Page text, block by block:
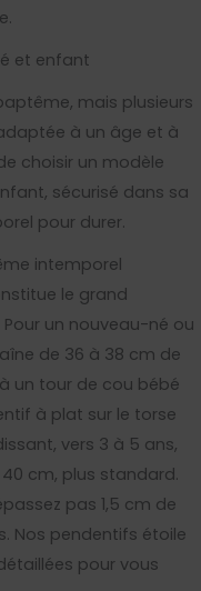
et enfant
mais plusieurs
à un âge et à
choisir un modèle
sécurisé dans sa
pour durer.
intemporel
le grand
un nouveau-né ou
de 36 à 38 cm de
un tour de cou bébé
à plat sur le torse
vers 3 à 5 ans,
cm, plus standard.
pas 1,5 cm de
Nos pendentifs étoile
pour vous